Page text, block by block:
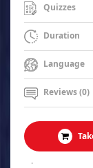
Quizzes
Duration
Language
Reviews (0)
.